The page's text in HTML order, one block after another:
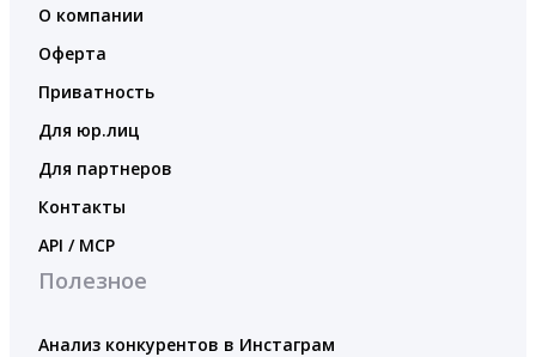
О компании
Оферта
Приватность
Для юр.лиц
Для партнеров
Контакты
API / MCP
Полезное
Анализ конкурентов в Инстаграм